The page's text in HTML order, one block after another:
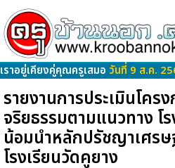
เราอยู่เคียงคู่คุณครูเสมอ วันที่ 9 ส.ค.
รายงานการประเมินโค
จริยธรรมตามแนวทาง โ
น้อมนำหลักปรัชญาเศร
โรงเรียนวัดคูยาง